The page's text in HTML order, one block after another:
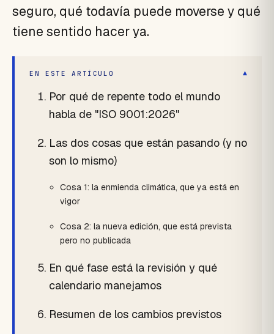
seguro, qué todavía puede moverse y qué
tiene sentido hacer ya.
EN ESTE ARTÍCULO ▾
Por qué de repente todo el mundo
habla de "ISO 9001:2026"
Las dos cosas que están pasando (y no
son lo mismo)
Cosa 1: la enmienda climática, que ya está en
vigor
Cosa 2: la nueva edición, que está prevista
pero no publicada
En qué fase está la revisión y qué
calendario manejamos
Resumen de los cambios previstos